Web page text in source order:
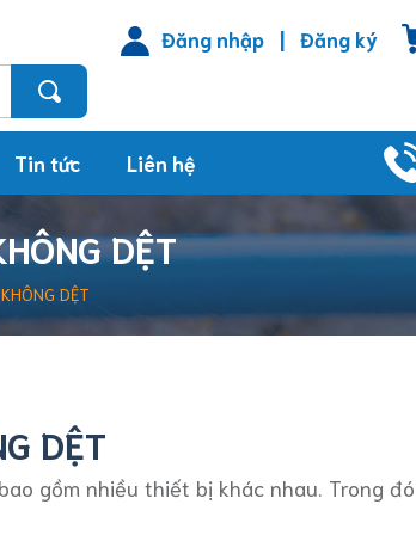
Đăng nhập | Đăng ký
Tin tức Liên hệ
DỆT
DỆT
DỆT
gồm nhiều thiết bị khác nhau. Trong